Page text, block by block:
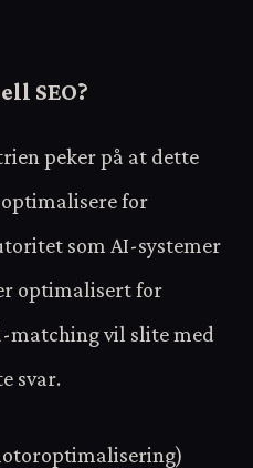
SEO?
peker på at dette
for
som AI-systemer
optimalisert for
matching vil slite med
svar.